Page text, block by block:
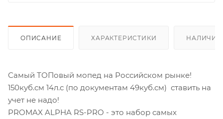
ОПИСАНИЕ ХАРАКТЕРИСТИКИ НАЛИЧИЕ
Самый ТОПовый мопед на Российском рынке!
150куб.см 14л.с (по документам 49куб.см) ставить на
учет не надо!
PROMAX ALPHA RS-PRO - это набор самых